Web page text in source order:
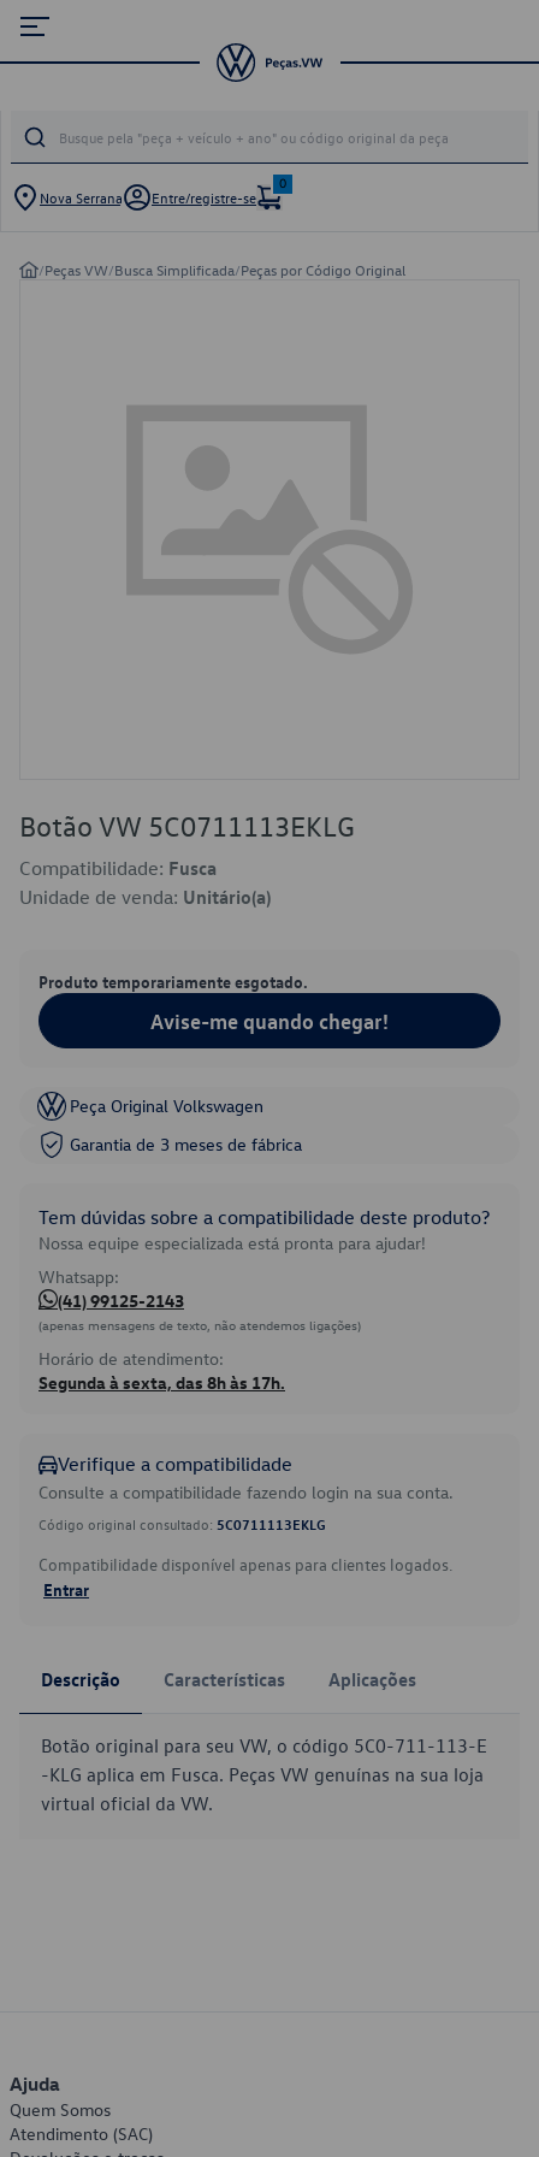
Nova Serrana Entre/registre-se
0
/Peças VW/Busca Simplificada/Peças por Código Original
Botão VW 5C0711113EKLG
Compatibilidade: Fusca
Unidade de venda: Unitário(a)
Produto temporariamente esgotado.
Avise-me quando chegar!
Peça Original Volkswagen
Garantia de 3 meses de fábrica
Tem dúvidas sobre a compatibilidade deste produto?
Nossa equipe especializada está pronta para ajudar!
Whatsapp:
(41) 99125-2143
(apenas mensagens de texto, não atendemos ligações)
Horário de atendimento:
Segunda à sexta, das 8h às 17h.
Verifique a compatibilidade
Consulte a compatibilidade fazendo login na sua conta.
Código original consultado: 5C0711113EKLG
Compatibilidade disponível apenas para clientes logados.
Entrar
Descrição Características Aplicações
Botão original para seu VW, o código 5C0-711-113-E
-KLG aplica em Fusca. Peças VW genuínas na sua loja
virtual oficial da VW.
Ajuda
Quem Somos
Atendimento (SAC)